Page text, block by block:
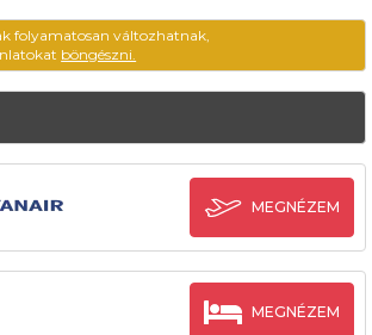
folyamatosan változhatnak,
böngészni.
MEGNÉZEM
MEGNÉZEM